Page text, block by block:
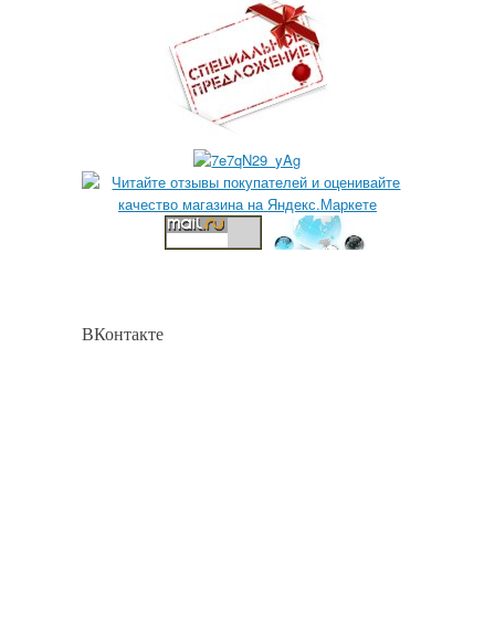
ВКонтакте